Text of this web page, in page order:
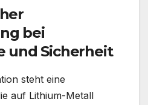
bei
und Sicherheit
steht eine
auf Lithium-Metall